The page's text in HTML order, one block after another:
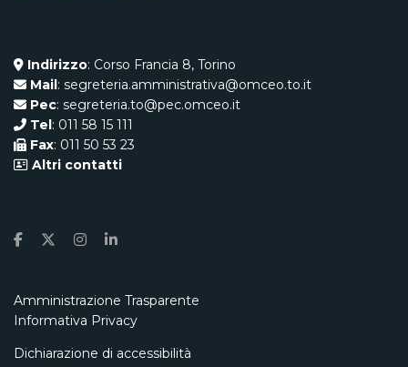
Indirizzo: Corso Francia 8, Torino
Mail: segreteria.amministrativa@omceo.to.it
Pec: segreteria.to@pec.omceo.it
Tel: 011 58 15 111
Fax: 011 50 53 23
Altri contatti
Amministrazione Trasparente
Informativa Privacy
Dichiarazione di accessibilità